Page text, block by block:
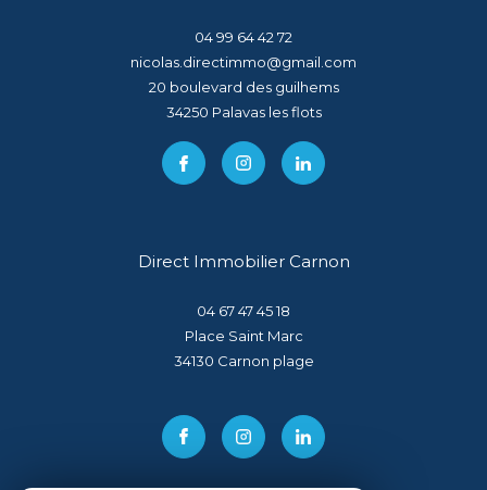
04 99 64 42 72
nicolas.directimmo@gmail.com
20 boulevard des guilhems
34250
palavas les flots
Direct Immobilier Carnon
04 67 47 45 18
Place Saint Marc
34130
carnon plage